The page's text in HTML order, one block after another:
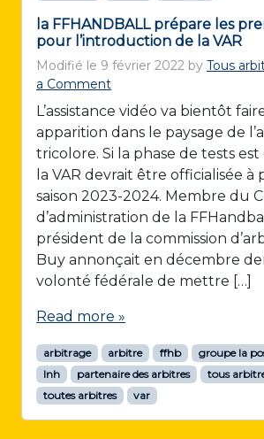
la FFHANDBALL prépare les
pour l’introduction de la VAR
Modifié le 9 février 2022 by Tous
a Comment
L’assistance vidéo va bientôt
apparition dans le paysage de
tricolore. Si la phase de tests
la VAR devrait être officialisée à
saison 2023-2024. Membre du
d’administration de la
président de la commission
Buy annonçait en décembre
volonté fédérale de mettre […]
Read more »
arbitrage arbitre ffhb groupe la
lnh
partenaire des arbitres
tous
toutes arbitres
var